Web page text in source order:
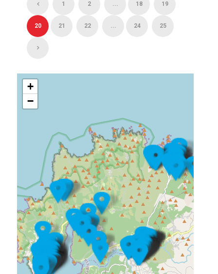
1 2 ... 18 19
20 21 22 ... 24 25
+
−